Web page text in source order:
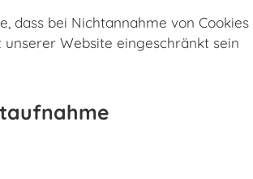
dass bei Nichtannahme von Cookies
Website eingeschränkt sein